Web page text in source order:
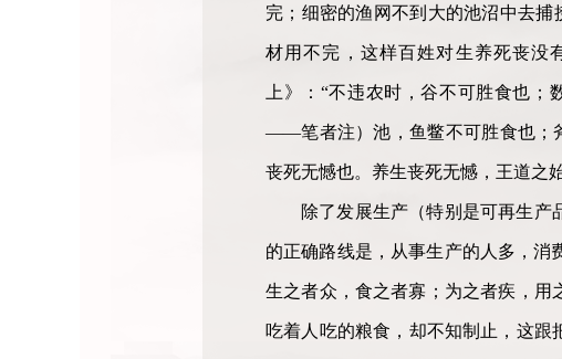
完；细密的渔网不到大的池沼中去
材用不完，这样百姓对生养死丧没
上》：“不违农时，谷不可胜食也
——笔者注）池，鱼鳖不可胜食也；
丧死无憾也。养生丧死无憾，王道之
除了发展生产（特别是可再生产
的正确路线是，从事生产的人多，消
生之者众，食之者寡；为之者疾，用
吃着人吃的粮食，却不知制止，这跟